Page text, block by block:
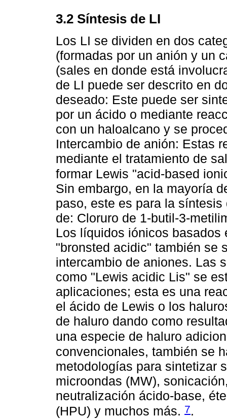
3.2 Síntesis de LI
Los LI se dividen en dos
(formadas por un anión y un
(sales en donde está
de LI puede ser descrito en
deseado: Este puede ser
por un ácido o mediante
con un haloalcano y se
Intercambio de anión: Estas
mediante el tratamiento de
formar Lewis "acid-based
Sin embargo, en la mayoría
paso, este es para la
de: Cloruro de 1-butil-3-
Los líquidos iónicos
"bronsted acidic" también se
intercambio de aniones. Las
como "Lewis acidic Lis" se
aplicaciones; esta es una
el ácido de Lewis o los
de haluro dando como
una especie de haluro
convencionales, también se
metodologías para sintetizar
microondas (MW),
neutralización ácido-base,
(HPU) y muchos más. 7.